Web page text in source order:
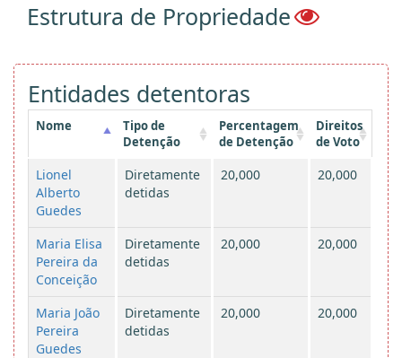
Estrutura de Propriedade
Entidades detentoras
Nome
Tipo de
Detenção
Percentagem
de Detenção
Direitos
de Voto
Lionel
Alberto
Guedes
Diretamente
detidas
20,000 20,000
Maria Elisa
Pereira da
Conceição
Diretamente
detidas
20,000 20,000
Maria João
Pereira
Guedes
Diretamente
detidas
20,000 20,000